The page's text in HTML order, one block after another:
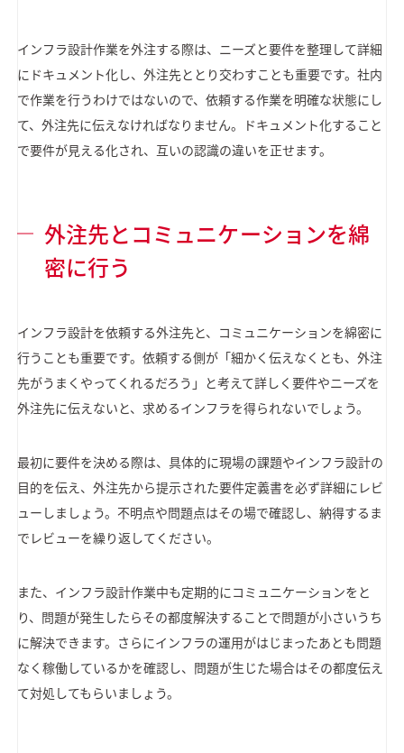
インフラ設計作業を外注する際は、ニーズと要件を整理して詳細
にドキュメント化し、外注先ととり交わすことも重要です。社内
で作業を行うわけではないので、依頼する作業を明確な状態にし
て、外注先に伝えなければなりません。ドキュメント化すること
で要件が見える化され、互いの認識の違いを正せます。
外注先とコミュニケーションを綿
密に行う
インフラ設計を依頼する外注先と、コミュニケーションを綿密に
行うことも重要です。依頼する側が「細かく伝えなくとも、外注
先がうまくやってくれるだろう」と考えて詳しく要件やニーズを
外注先に伝えないと、求めるインフラを得られないでしょう。
最初に要件を決める際は、具体的に現場の課題やインフラ設計の
目的を伝え、外注先から提示された要件定義書を必ず詳細にレビ
ューしましょう。不明点や問題点はその場で確認し、納得するま
でレビューを繰り返してください。
また、インフラ設計作業中も定期的にコミュニケーションをと
り、問題が発生したらその都度解決することで問題が小さいうち
に解決できます。さらにインフラの運用がはじまったあとも問題
なく稼働しているかを確認し、問題が生じた場合はその都度伝え
て対処してもらいましょう。